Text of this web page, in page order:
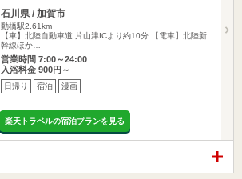
石川県 / 加賀市
動橋駅2.61km
【車】北陸自動車道 片山津ICより約10分 【電車】北陸新
幹線ほか…
営業時間 7:00～24:00
入浴料金 900円～
日帰り 宿泊 漫画
楽天トラベルの宿泊プランを見る